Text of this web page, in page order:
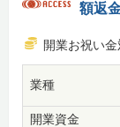
額返
開業お祝い
業種
開業資金